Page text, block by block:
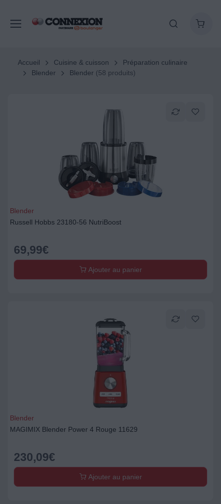
Accueil Cuisine & cuisson
Préparation culinaire
Blender
Blender (58 produits)
Blender
Russell Hobbs 23180-56 NutriBoost
69,99€
Ajouter au panier
Blender
MAGIMIX Blender Power 4 Rouge 11629
230,09€
Ajouter au panier